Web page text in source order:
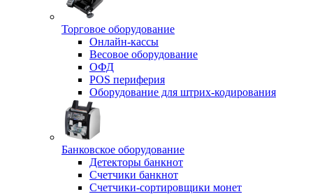
Торговое оборудование
Онлайн-кассы
Весовое оборудование
ОФД
POS периферия
Оборудование для штрих-кодирования
Банковское оборудование
Детекторы банкнот
Счетчики банкнот
Счетчики-сортировщики монет